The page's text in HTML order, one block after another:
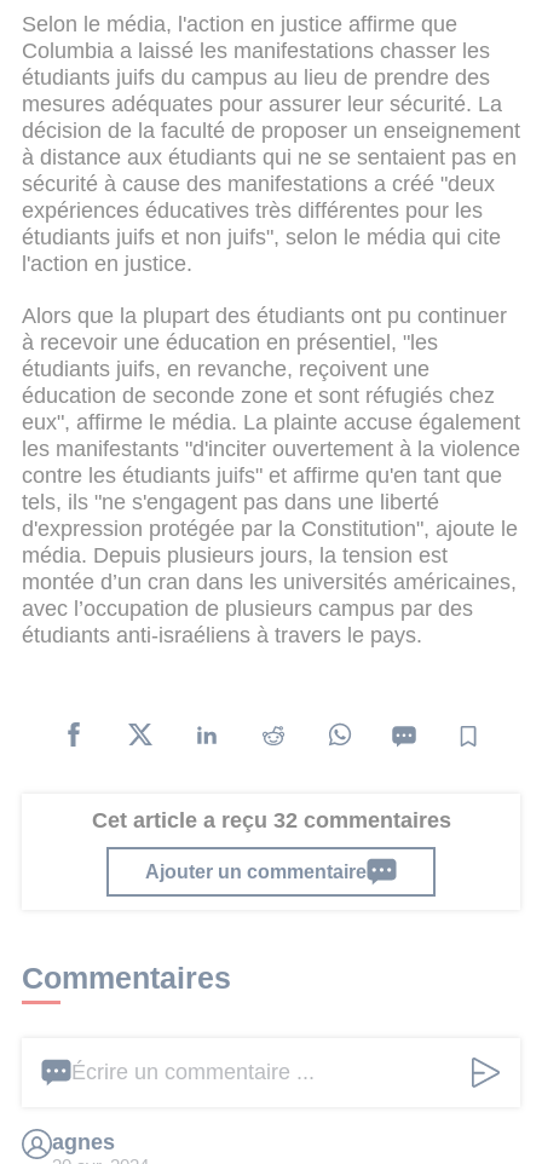
Selon le média, l'action en justice affirme que
Columbia a laissé les manifestations chasser les
étudiants juifs du campus au lieu de prendre des
mesures adéquates pour assurer leur sécurité. La
décision de la faculté de proposer un enseignement
à distance aux étudiants qui ne se sentaient pas en
sécurité à cause des manifestations a créé "deux
expériences éducatives très différentes pour les
étudiants juifs et non juifs", selon le média qui cite
l'action en justice.
Alors que la plupart des étudiants ont pu continuer
à recevoir une éducation en présentiel, "les
étudiants juifs, en revanche, reçoivent une
éducation de seconde zone et sont réfugiés chez
eux", affirme le média. La plainte accuse également
les manifestants "d'inciter ouvertement à la violence
contre les étudiants juifs" et affirme qu'en tant que
tels, ils "ne s'engagent pas dans une liberté
d'expression protégée par la Constitution", ajoute le
média. Depuis plusieurs jours, la tension est
montée d’un cran dans les universités américaines,
avec l’occupation de plusieurs campus par des
étudiants anti-israéliens à travers le pays.
Cet article a reçu 32 commentaires
Ajouter un commentaire
Commentaires
Écrire un commentaire ...
agnes